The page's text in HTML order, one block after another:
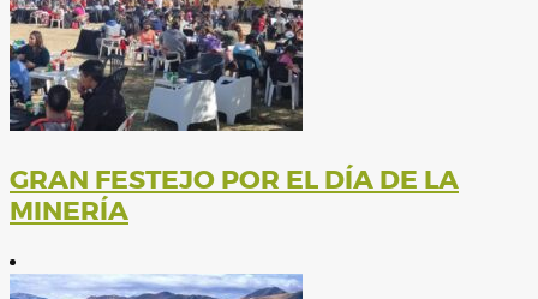
GRAN FESTEJO POR EL DÍA DE LA
MINERÍA